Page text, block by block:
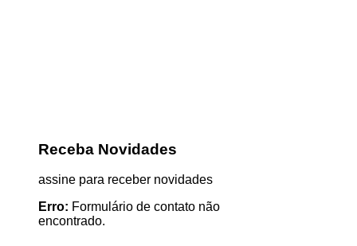
Receba Novidades
assine para receber novidades
Erro: Formulário de contato não
encontrado.